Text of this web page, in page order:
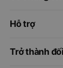
Hỗ trợ
Trở thành